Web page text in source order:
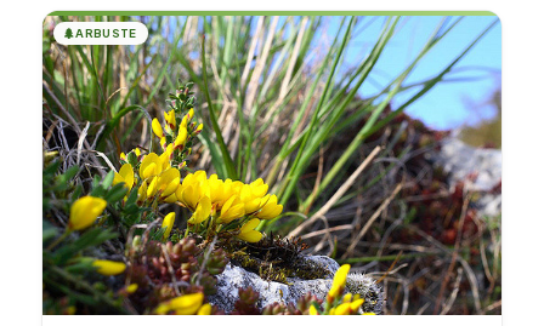
🌲ARBUSTE